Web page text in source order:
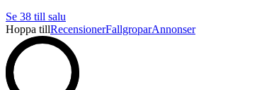
Se 38 till salu
Hoppa tillRecensionerFallgroparAnnonser